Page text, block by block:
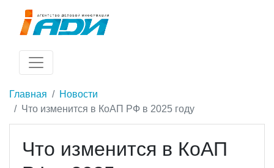
Главная
Новости
Что изменится в КоАП РФ в 2025 году
Что изменится в КоАП